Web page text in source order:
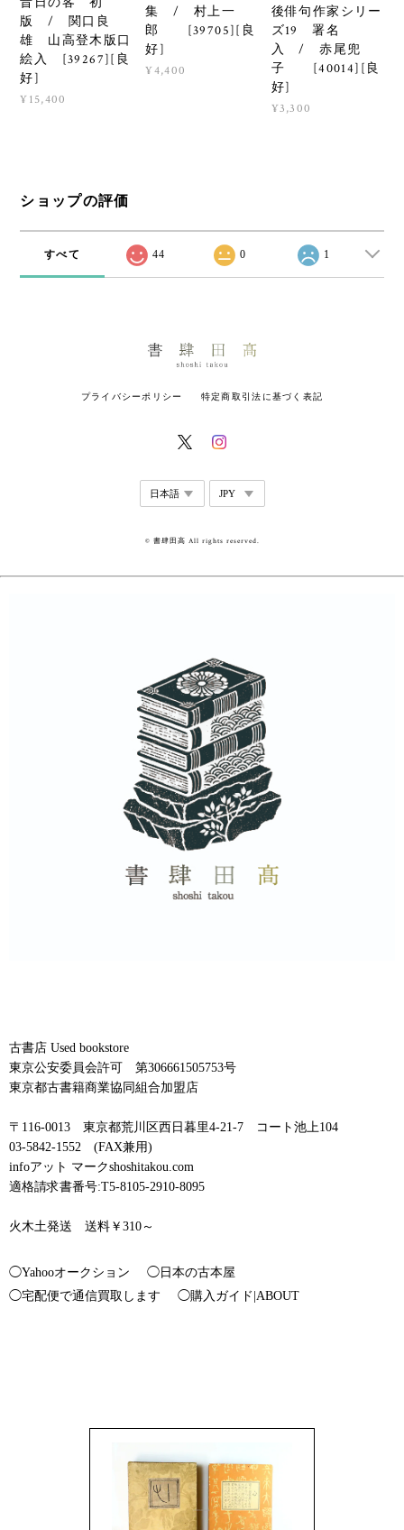
版 / 関口良
雄 山高登木版口
絵入 [39267][良
好]
¥15,400
集 / 村上一
郎 [39705][良
好]
¥4,400
後俳句作家シリー
ズ19 署名
入 / 赤尾兜
子 [40014][良
好]
¥3,300
ショップの評価
すべて 44 0 1
プライバシーポリシー 特定商取引法に基づく表記
© 書肆田高 All rights reserved.
古書店 Used bookstore
東京公安委員会許可 第306661505753号
東京都古書籍商業協同組合加盟店
〒116-0013 東京都荒川区西日暮里4-21-7 コート池上104
03-5842-1552 (FAX兼用)
infoアット マークshoshitakou.com
適格請求書番号:T5-8105-2910-8095
火木土発送 送料￥310～
◯Yahooオークション
◯日本の古本屋
◯宅配便で通信買取します
◯購入ガイド|ABOUT